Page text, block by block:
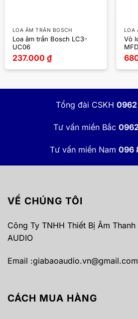
LOA ÂM TRẦN BOSCH
Loa âm trần Bosch LC3-
UC06
237.000 ₫
LOA
Vỏ
MFD
Tổng đài CSKH 0962
Tư vấn miền Bắc
Tư vấn miền Nam 096
VỀ CHÚNG TÔI
Công Ty TNHH Thiết Bị Âm
AUDIO
Email :giabaoaudio.vn@gmail.com
CÁCH MUA HÀNG